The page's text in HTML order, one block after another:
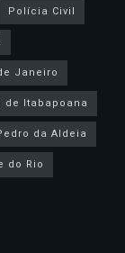
Polícia Civil
Janeiro
de Itabapoana
da Aldeia
do Rio